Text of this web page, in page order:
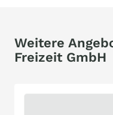
Weitere
Freizeit GmbH